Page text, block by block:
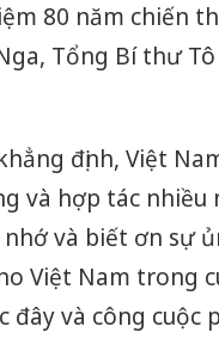
80 năm chiến
Tổng Bí thư
định, Việt
và hợp tác nhiều
và biết ơn sự
Việt Nam trong
và công cuộc